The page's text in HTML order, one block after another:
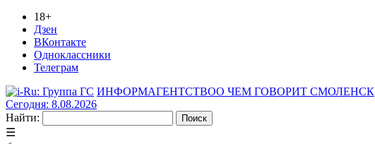
18+
Дзен
ВКонтакте
Одноклассники
Телеграм
ИНФОРМАГЕНТСТВОО ЧЕМ ГОВОРИТ СМОЛЕНСК
Сегодня: 8.08.2026
Найти:
☰